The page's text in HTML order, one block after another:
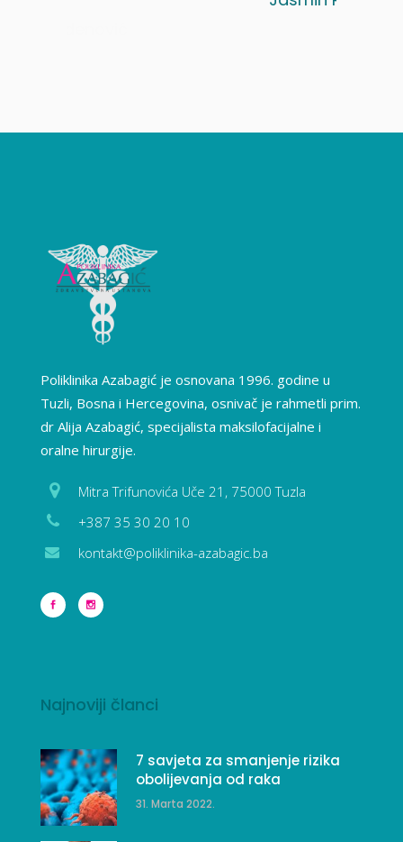
Poliklinika Azabagić je osnovana 1996. godine u
Tuzli, Bosna i Hercegovina, osnivač je rahmetli prim.
dr Alija Azabagić, specijalista maksilofacijalne i
oralne hirurgije.
Mitra Trifunovića Uče 21, 75000 Tuzla
+387 35 30 20 10
kontakt@poliklinika-azabagic.ba
Najnoviji članci
7 savjeta za smanjenje rizika
obolijevanja od raka
31. Marta 2022.